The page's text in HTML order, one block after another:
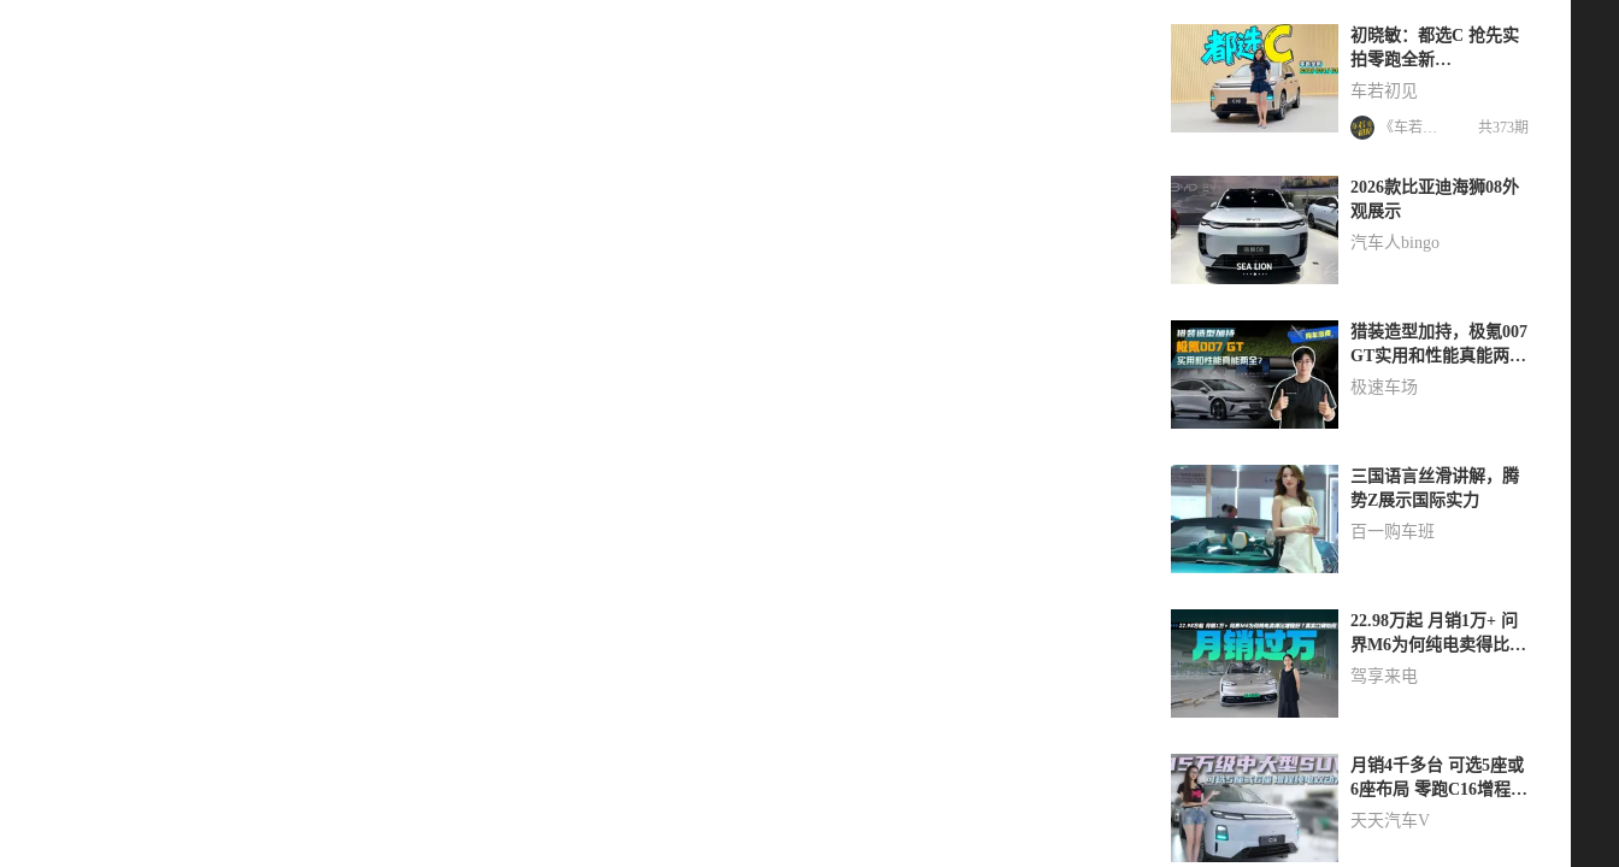
初晓敏：都选C 抢先实
拍零跑全新
C10/C11/C16
车若初见
《车若初见》 共373期
2026款比亚迪海狮08外
观展示
汽车人bingo
猎装造型加持，极氪007
GT实用和性能真能两
全？
极速车场
三国语言丝滑讲解，腾
势Z展示国际实力
百一购车班
22.98万起 月销1万+ 问
界M6为何纯电卖得比增
程好？真实口碑如何
驾享来电
月销4千多台 可选5座或
6座布局 零跑C16增程跟
纯电版应该怎么选？
天天汽车V